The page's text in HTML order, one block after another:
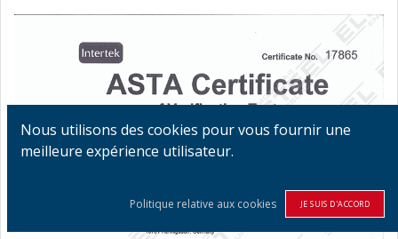
Nous utilisons des cookies pour vous fournir une
meilleure expérience utilisateur.
Politique relative aux cookies JE SUIS D'ACCORD